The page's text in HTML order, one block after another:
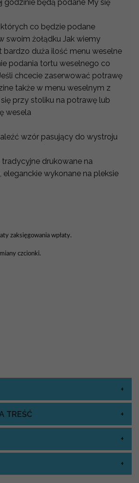
godzinie będą podane My się
co będzie podane
swoim żołądku Jak wiemy
duża ilość menu weselne
podania tortu weselnego co
chcecie zaserwować potrawę
także w menu weselnym z
przy stoliku na potrawę lub
wesela
wzór pasujący do wystroju
drukowane na
wykonane na pleksie
zaksięgowania wpłaty.
czcionki.
TREŚĆ